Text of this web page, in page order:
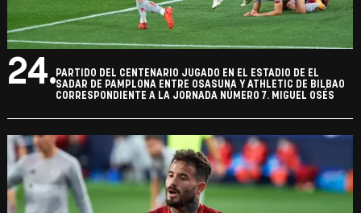
24.PARTIDO DEL CENTENARIO JUGADO EN EL ESTADIO DE EL
SADAR DE PAMPLONA ENTRE OSASUNA Y ATHLETIC DE BILBAO
CORRESPONDIENTE A LA JORNADA NÚMERO 7. MIGUEL OSÉS